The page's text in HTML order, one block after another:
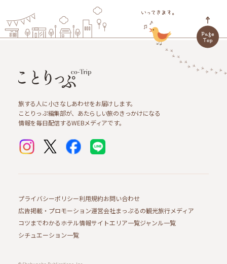
旅する人に小さなしあわせをお届けします。
ことりっぷ編集部が、あたらしい旅のきっかけになる
情報を毎日配信するWEBメディアです。
プライバシーポリシー利用規約お問い合わせ
広告掲載・プロモーション運営会社まっぷるの観光旅行メディア
コツまでわかるホテル情報サイトエリア一覧ジャンル一覧
シチュエーション一覧